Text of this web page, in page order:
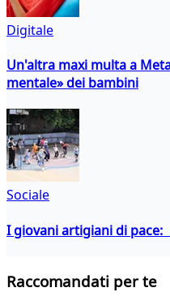
Digitale
Un'altra maxi multa a
mentale» dei bambini
Sociale
I giovani artigiani di
Raccomandati per te